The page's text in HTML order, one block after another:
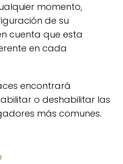
momento,
de su
cuenta que esta
en cada
encontrará
o deshabilitar las
más comunes.